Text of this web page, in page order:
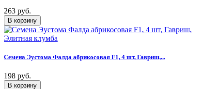
263 руб.
Семена Эустома Фалда абрикосовая F1, 4 шт, Гавриш,...
198 руб.